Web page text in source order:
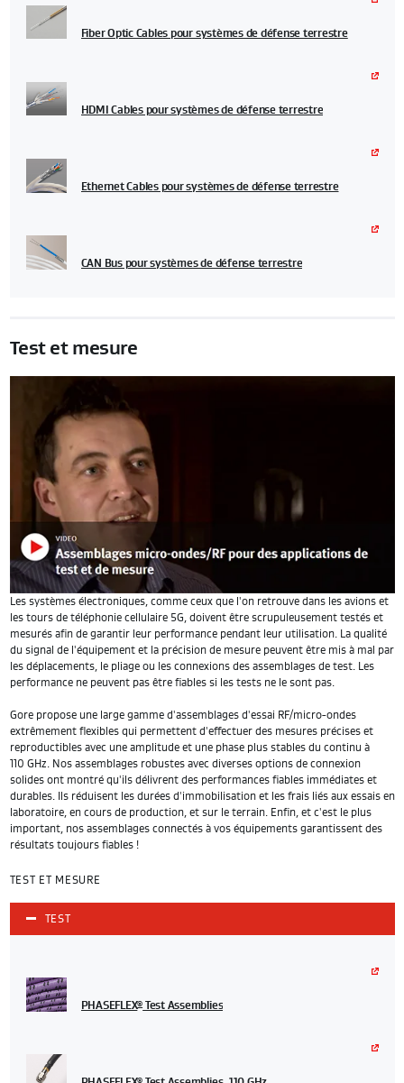
Fiber Optic Cables pour systèmes de défense terrestre
HDMI Cables pour systèmes de défense terrestre
Ethernet Cables pour systèmes de défense terrestre
CAN Bus pour systèmes de défense terrestre
Test et mesure
Les systèmes électroniques, comme ceux que l'on retrouve dans les avions et
les tours de téléphonie cellulaire 5G, doivent être scrupuleusement testés et
mesurés afin de garantir leur performance pendant leur utilisation. La qualité
du signal de l'équipement et la précision de mesure peuvent être mis à mal par
les déplacements, le pliage ou les connexions des assemblages de test. Les
performance ne peuvent pas être fiables si les tests ne le sont pas.
Gore propose une large gamme d'assemblages d'essai RF/micro-ondes
extrêmement flexibles qui permettent d'effectuer des mesures précises et
reproductibles avec une amplitude et une phase plus stables du continu à
110 GHz. Nos assemblages robustes avec diverses options de connexion
solides ont montré qu'ils délivrent des performances fiables immédiates et
durables. Ils réduisent les durées d'immobilisation et les frais liés aux essais en
laboratoire, en cours de production, et sur le terrain. Enfin, et c'est le plus
important, nos assemblages connectés à vos équipements garantissent des
résultats toujours fiables !
TEST ET MESURE
TEST
PHASEFLEX®Test Assemblies
®